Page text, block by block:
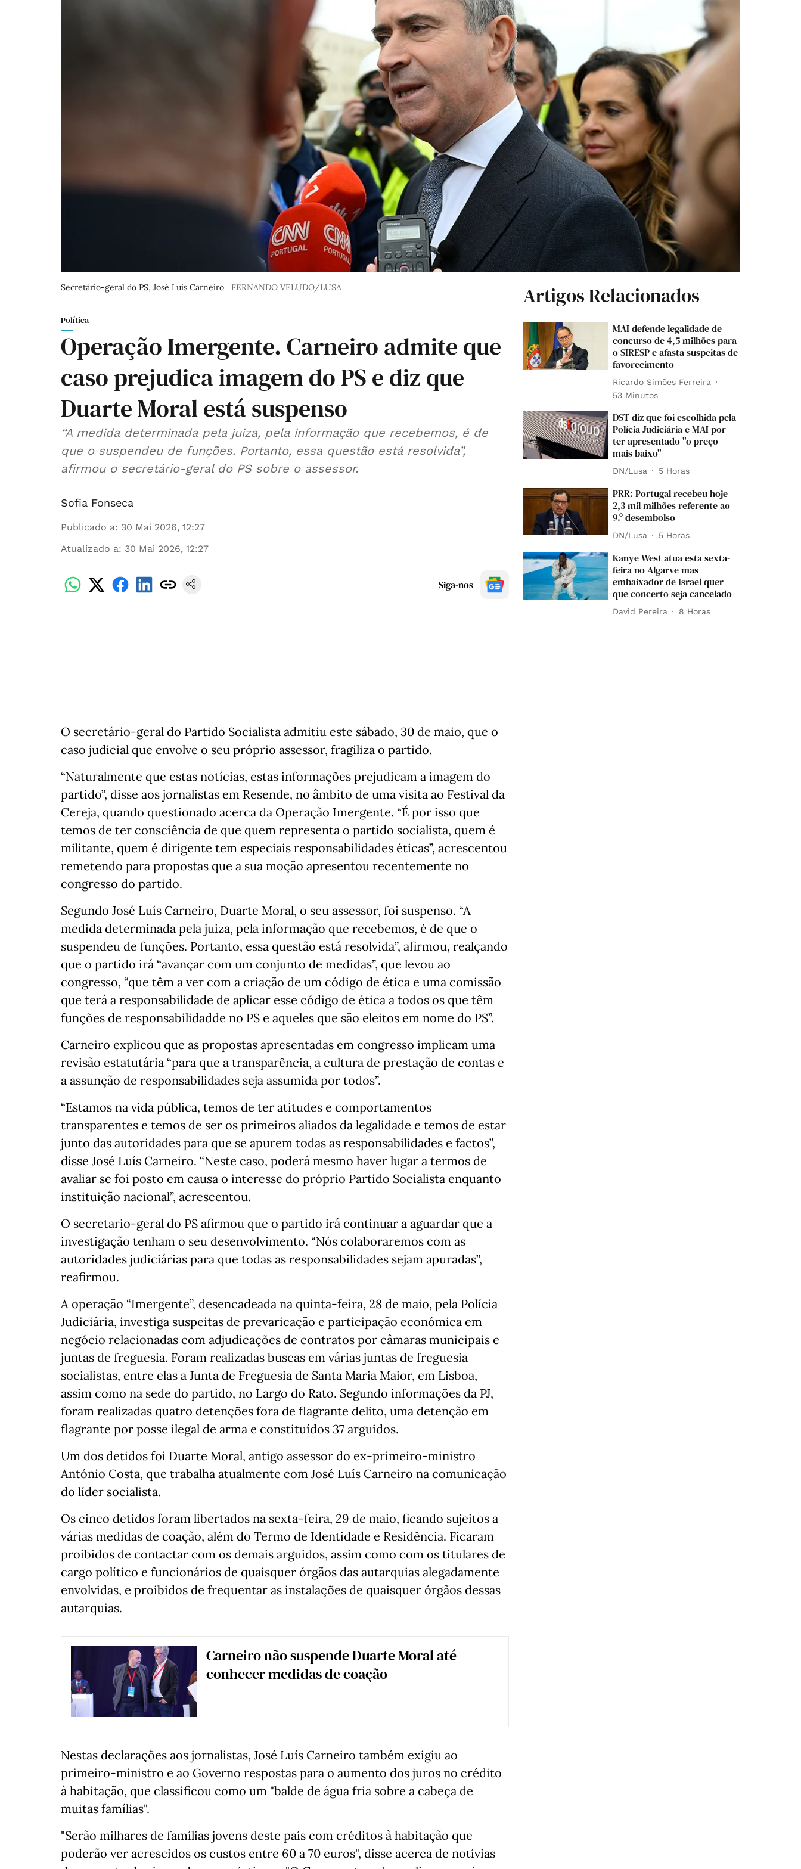
Secretário-geral do PS, José Luís Carneiro FERNANDO VELUDO/LUSA
Política
Operação Imergente. Carneiro admite que
caso prejudica imagem do PS e diz que
Duarte Moral está suspenso
“A medida determinada pela juiza, pela informação que recebemos, é de
que o suspendeu de funções. Portanto, essa questão está resolvida”,
afirmou o secretário-geral do PS sobre o assessor.
Sofia Fonseca
Publicado a: 30 Mai 2026, 12:27
Atualizado a: 30 Mai 2026, 12:27
Siga-nos
O secretário-geral do Partido Socialista admitiu este sábado, 30 de maio, que o
caso judicial que envolve o seu próprio assessor, fragiliza o partido.
“Naturalmente que estas notícias, estas informações prejudicam a imagem do
partido”, disse aos jornalistas em Resende, no âmbito de uma visita ao Festival da
Cereja, quando questionado acerca da Operação Imergente. “É por isso que
temos de ter consciência de que quem representa o partido socialista, quem é
militante, quem é dirigente tem especiais responsabilidades éticas”, acrescentou
remetendo para propostas que a sua moção apresentou recentemente no
congresso do partido.
Segundo José Luís Carneiro, Duarte Moral, o seu assessor, foi suspenso. “A
medida determinada pela juiza, pela informação que recebemos, é de que o
suspendeu de funções. Portanto, essa questão está resolvida”, afirmou, realçando
que o partido irá “avançar com um conjunto de medidas”, que levou ao
congresso, “que têm a ver com a criação de um código de ética e uma comissão
que terá a responsabilidade de aplicar esse código de ética a todos os que têm
funções de responsabilidadde no PS e aqueles que são eleitos em nome do PS”.
Carneiro explicou que as propostas apresentadas em congresso implicam uma
revisão estatutária “para que a transparência, a cultura de prestação de contas e
a assunção de responsabilidades seja assumida por todos”.
“Estamos na vida pública, temos de ter atitudes e comportamentos
transparentes e temos de ser os primeiros aliados da legalidade e temos de estar
junto das autoridades para que se apurem todas as responsabilidades e factos”,
disse José Luís Carneiro. “Neste caso, poderá mesmo haver lugar a termos de
avaliar se foi posto em causa o interesse do próprio Partido Socialista enquanto
instituição nacional”, acrescentou.
O secretario-geral do PS afirmou que o partido irá continuar a aguardar que a
investigação tenham o seu desenvolvimento. “Nós colaboraremos com as
autoridades judiciárias para que todas as responsabilidades sejam apuradas”,
reafirmou.
A operação “Imergente”, desencadeada na quinta-feira, 28 de maio, pela Polícia
Judiciária, investiga suspeitas de prevaricação e participação económica em
negócio relacionadas com adjudicações de contratos por câmaras municipais e
juntas de freguesia. Foram realizadas buscas em várias juntas de freguesia
socialistas, entre elas a Junta de Freguesia de Santa Maria Maior, em Lisboa,
assim como na sede do partido, no Largo do Rato. Segundo informações da PJ,
foram realizadas quatro detenções fora de flagrante delito, uma detenção em
flagrante por posse ilegal de arma e constituídos 37 arguidos.
Um dos detidos foi Duarte Moral, antigo assessor do ex-primeiro-ministro
António Costa, que trabalha atualmente com José Luís Carneiro na comunicação
do líder socialista.
Os cinco detidos foram libertados na sexta-feira, 29 de maio, ficando sujeitos a
várias medidas de coação, além do Termo de Identidade e Residência. Ficaram
proibidos de contactar com os demais arguidos, assim como com os titulares de
cargo político e funcionários de quaisquer órgãos das autarquias alegadamente
envolvidas, e proibidos de frequentar as instalações de quaisquer órgãos dessas
autarquias.
Carneiro não suspende Duarte Moral até
conhecer medidas de coação
Nestas declarações aos jornalistas, José Luís Carneiro também exigiu ao
primeiro-ministro e ao Governo respostas para o aumento dos juros no crédito
à habitação, que classificou como um "balde de água fria sobre a cabeça de
muitas famílias".
"Serão milhares de famílias jovens deste país com créditos à habitação que
poderão ver acrescidos os custos entre 60 a 70 euros", disse acerca de notívias
Artigos Relacionados
MAI defende legalidade de
concurso de 4,5 milhões para
o SIRESP e afasta suspeitas de
favorecimento
Ricardo Simões Ferreira
53 Minutos
DST diz que foi escolhida pela
Polícia Judiciária e MAI por
ter apresentado "o preço
mais baixo"
DN/Lusa 5 Horas
PRR: Portugal recebeu hoje
2,3 mil milhões referente ao
9.º desembolso
DN/Lusa 5 Horas
Kanye West atua esta sexta-
feira no Algarve mas
embaixador de Israel quer
que concerto seja cancelado
David Pereira 8 Horas